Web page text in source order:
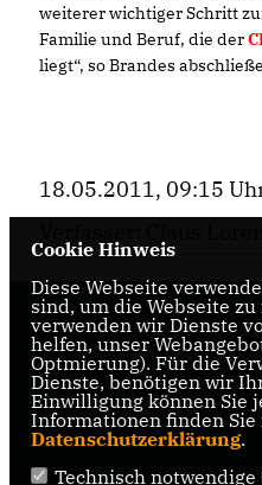
weiterer wichtiger Schritt
Familie und Beruf, die der
liegt“, so Brandes
18.05.2011, 09:15
Internetseite der CDU-
Braunschweig, mit
um die Kommunalpolitik
Niedersachsens.
Cookie Hinweis
Diese Webseite
sind, um die Webseite
verwenden wir Dienste
helfen, unser
Optmierung). Für die
Dienste, benötigen wir
Einwilligung können Sie
Informationen finden
Datenschutzerklärung.
Technisch notwendige